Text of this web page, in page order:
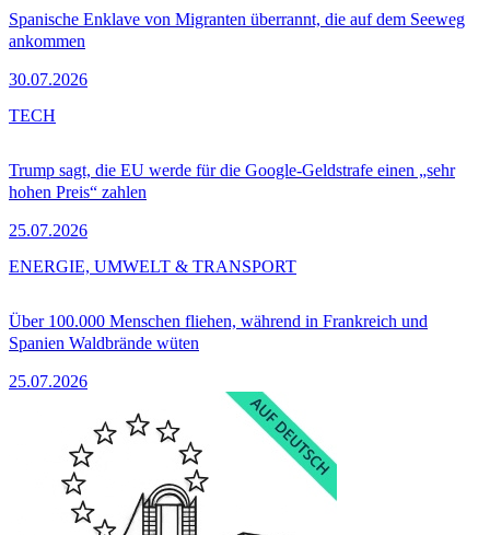
Spanische Enklave von Migranten überrannt, die auf dem Seeweg
ankommen
30.07.2026
Trump sagt, die EU werde für die Google-Geldstrafe einen „sehr
hohen Preis“ zahlen
25.07.2026
TECH
Über 100.000 Menschen fliehen, während in Frankreich und
Spanien Waldbrände wüten
25.07.2026
ENERGIE, UMWELT & TRANSPORT